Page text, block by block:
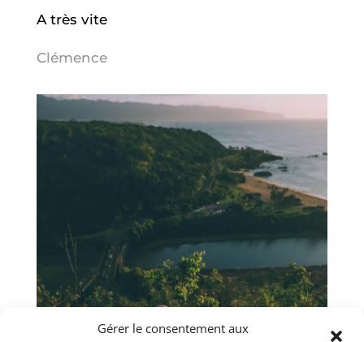
Gérer le consentement aux
A très vite
Clémence